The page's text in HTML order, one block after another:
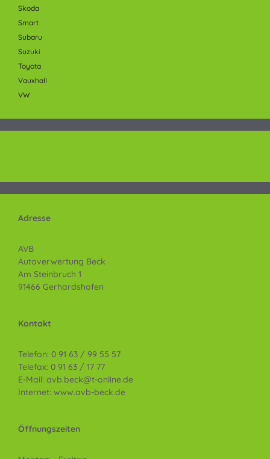
Skoda
Smart
Subaru
Suzuki
Toyota
Vauxhall
VW
Adresse
AVB
Autoverwertung Beck
Am Steinbruch 1
91466 Gerhardshofen
Kontakt
Telefon: 0 91 63 / 99 55 57
Telefax: 0 91 63 / 17 77
E-Mail: avb.beck@t-online.de
Internet: www.avb-beck.de
Öffnungszeiten